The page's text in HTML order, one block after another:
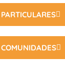
PARTICULARES
COMUNIDADES